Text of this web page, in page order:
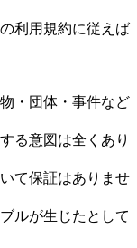
利用規約に従えば
・団体・事件など
る意図は全くあり
て保証はありませ
ルが生じたとして